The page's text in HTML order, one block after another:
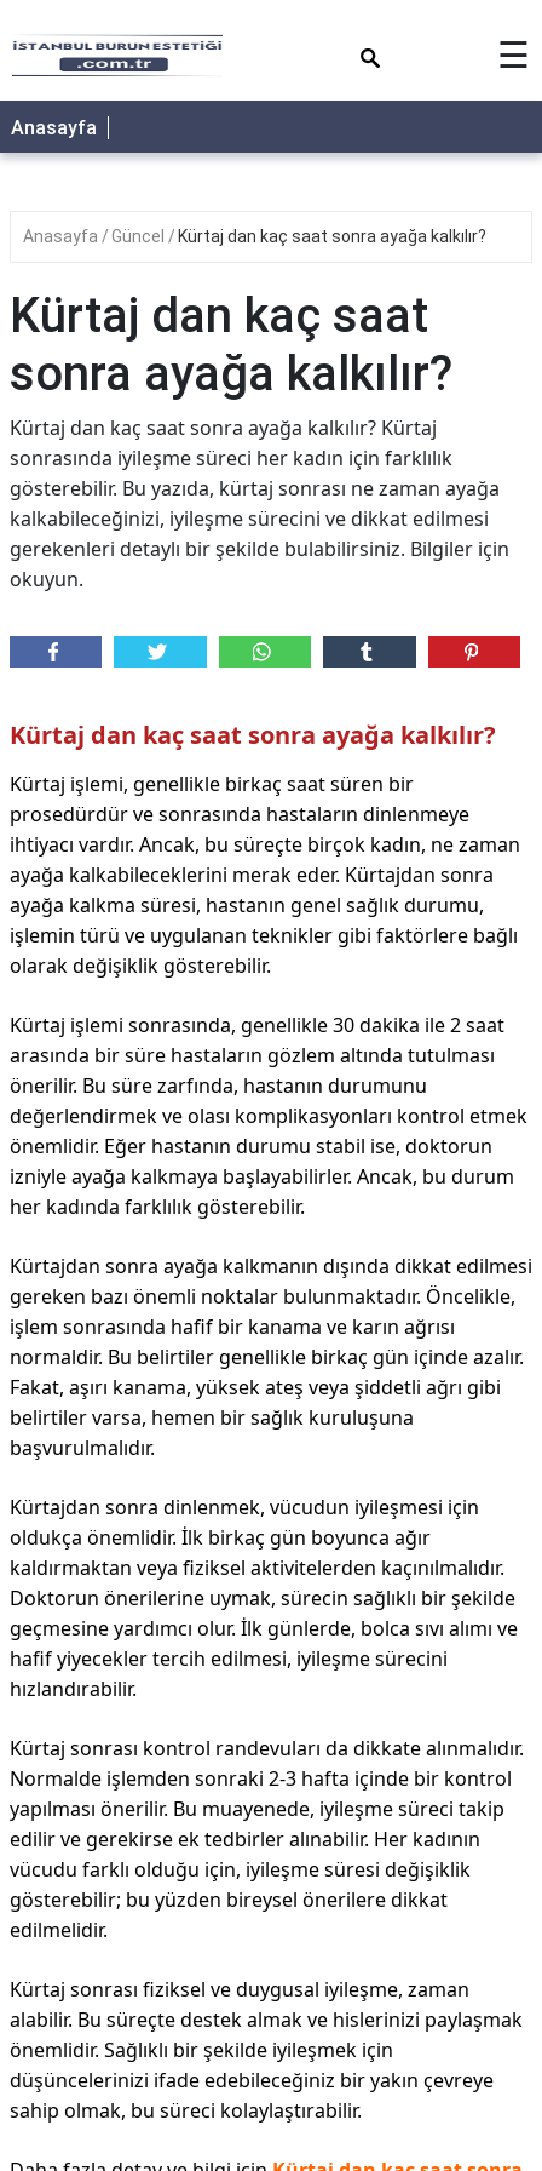
☰
Anasayfa
Anasayfa Güncel Kürtaj dan kaç saat sonra ayağa kalkılır?
Kürtaj dan kaç saat
sonra ayağa kalkılır?
Kürtaj dan kaç saat sonra ayağa kalkılır? Kürtaj
sonrasında iyileşme süreci her kadın için farklılık
gösterebilir. Bu yazıda, kürtaj sonrası ne zaman ayağa
kalkabileceğinizi, iyileşme sürecini ve dikkat edilmesi
gerekenleri detaylı bir şekilde bulabilirsiniz. Bilgiler için
okuyun.
Kürtaj dan kaç saat sonra ayağa kalkılır?
Kürtaj işlemi, genellikle birkaç saat süren bir
prosedürdür ve sonrasında hastaların dinlenmeye
ihtiyacı vardır. Ancak, bu süreçte birçok kadın, ne zaman
ayağa kalkabileceklerini merak eder. Kürtajdan sonra
ayağa kalkma süresi, hastanın genel sağlık durumu,
işlemin türü ve uygulanan teknikler gibi faktörlere bağlı
olarak değişiklik gösterebilir.
Kürtaj işlemi sonrasında, genellikle 30 dakika ile 2 saat
arasında bir süre hastaların gözlem altında tutulması
önerilir. Bu süre zarfında, hastanın durumunu
değerlendirmek ve olası komplikasyonları kontrol etmek
önemlidir. Eğer hastanın durumu stabil ise, doktorun
izniyle ayağa kalkmaya başlayabilirler. Ancak, bu durum
her kadında farklılık gösterebilir.
Kürtajdan sonra ayağa kalkmanın dışında dikkat edilmesi
gereken bazı önemli noktalar bulunmaktadır. Öncelikle,
işlem sonrasında hafif bir kanama ve karın ağrısı
normaldir. Bu belirtiler genellikle birkaç gün içinde azalır.
Fakat, aşırı kanama, yüksek ateş veya şiddetli ağrı gibi
belirtiler varsa, hemen bir sağlık kuruluşuna
başvurulmalıdır.
Kürtajdan sonra dinlenmek, vücudun iyileşmesi için
oldukça önemlidir. İlk birkaç gün boyunca ağır
kaldırmaktan veya fiziksel aktivitelerden kaçınılmalıdır.
Doktorun önerilerine uymak, sürecin sağlıklı bir şekilde
geçmesine yardımcı olur. İlk günlerde, bolca sıvı alımı ve
hafif yiyecekler tercih edilmesi, iyileşme sürecini
hızlandırabilir.
Kürtaj sonrası kontrol randevuları da dikkate alınmalıdır.
Normalde işlemden sonraki 2-3 hafta içinde bir kontrol
yapılması önerilir. Bu muayenede, iyileşme süreci takip
edilir ve gerekirse ek tedbirler alınabilir. Her kadının
vücudu farklı olduğu için, iyileşme süresi değişiklik
gösterebilir; bu yüzden bireysel önerilere dikkat
edilmelidir.
Kürtaj sonrası fiziksel ve duygusal iyileşme, zaman
alabilir. Bu süreçte destek almak ve hislerinizi paylaşmak
önemlidir. Sağlıklı bir şekilde iyileşmek için
düşüncelerinizi ifade edebileceğiniz bir yakın çevreye
sahip olmak, bu süreci kolaylaştırabilir.